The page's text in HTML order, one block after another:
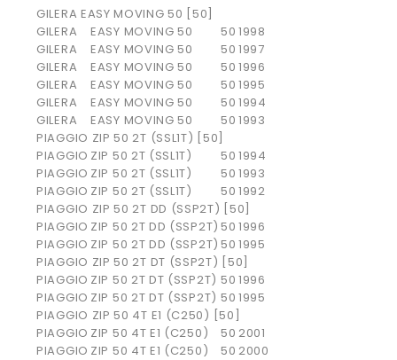
GILERA EASY MOVING 50 [50]
GILERA
EASY MOVING 50 50 1998
GILERA
EASY MOVING 50 50 1997
GILERA
EASY MOVING 50 50 1996
GILERA
EASY MOVING 50 50 1995
GILERA
EASY MOVING 50 50 1994
GILERA
EASY MOVING 50 50 1993
PIAGGIO ZIP 50 2T (SSL1T) [50]
PIAGGIO ZIP 50 2T (SSL1T) 50 1994
PIAGGIO ZIP 50 2T (SSL1T) 50 1993
PIAGGIO ZIP 50 2T (SSL1T) 50 1992
PIAGGIO ZIP 50 2T DD (SSP2T) [50]
PIAGGIO ZIP 50 2T DD (SSP2T) 50 1996
PIAGGIO ZIP 50 2T DD (SSP2T) 50 1995
PIAGGIO ZIP 50 2T DT (SSP2T) [50]
PIAGGIO ZIP 50 2T DT (SSP2T) 50 1996
PIAGGIO ZIP 50 2T DT (SSP2T) 50 1995
PIAGGIO ZIP 50 4T E1 (C250) [50]
PIAGGIO ZIP 50 4T E1 (C250) 50 2001
PIAGGIO ZIP 50 4T E1 (C250) 50 2000